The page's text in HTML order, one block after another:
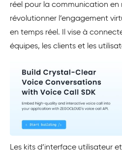
réel pour la communication en
révolutionner l’engagement
en temps réel. Il vise à
équipes, les clients et les
Les kits d’interface utilisateur